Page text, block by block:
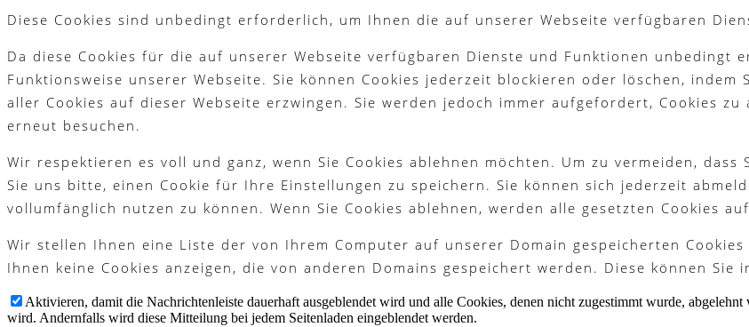
Platzreife
Kurse
Diese Cookies sind unbedingt erforderlich, um Ihnen die auf unserer Webseite verfügbaren
Da diese Cookies für die auf unserer Webseite verfügbaren Dienste und Funktionen unbedingt
Funktionsweise unserer Webseite. Sie können Cookies jederzeit blockieren oder löschen,
aller Cookies auf dieser Webseite erzwingen. Sie werden jedoch immer aufgefordert, Cookies
erneut besuchen.
Wir respektieren es voll und ganz, wenn Sie Cookies ablehnen möchten. Um zu vermeiden,
Sie uns bitte, einen Cookie für Ihre Einstellungen zu speichern. Sie können sich jederzeit
vollumfänglich nutzen zu können. Wenn Sie Cookies ablehnen, werden alle gesetzten Cookies
Wir stellen Ihnen eine Liste der von Ihrem Computer auf unserer Domain gespeicherten
Ihnen keine Cookies anzeigen, die von anderen Domains gespeichert werden. Diese können
Aktivieren, damit die Nachrichtenleiste dauerhaft ausgeblendet wird und alle Cookies, denen nicht zugestimmt wurde,
wird. Andernfalls wird diese Mitteilung bei jedem Seitenladen eingeblendet werden.